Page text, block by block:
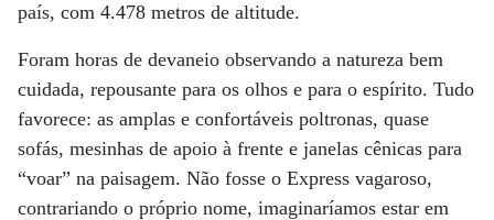
país, com 4.478 metros de altitude.
Foram horas de devaneio observando a natureza bem
cuidada, repousante para os olhos e para o espírito. Tudo
favorece: as amplas e confortáveis poltronas, quase
sofás, mesinhas de apoio à frente e janelas cênicas para
“voar” na paisagem. Não fosse o Express vagaroso,
contrariando o próprio nome, imaginaríamos estar em